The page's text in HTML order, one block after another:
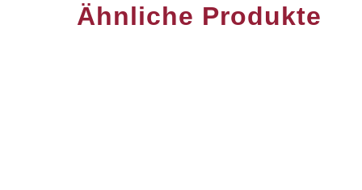
Ähnliche Produkte